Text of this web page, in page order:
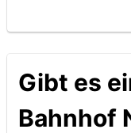
Gibt es
Bahnhof